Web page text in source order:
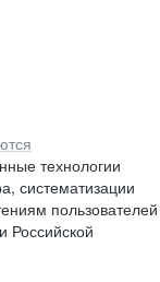
технологии
систематизации
пользователей
Российской